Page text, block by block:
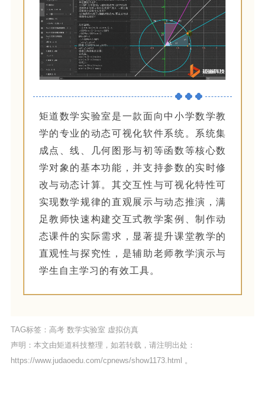
矩道数学实验室是一款面向中小学数学教
学的专业的动态可视化软件系统。系统集
成点、线、几何图形与初等函数等核心数
学对象的基本功能，并支持参数的实时修
改与动态计算。其交互性与可视化特性可
实现数学规律的直观展示与动态推演，满
足教师快速构建交互式教学案例、制作动
态课件的实际需求，显著提升课堂教学的
直观性与探究性，是辅助老师教学演示与
学生自主学习的有效工具。
TAG标签： 高考 数学实验室 虚拟仿真
声明：本文由矩道科技整理，如若转载，请注明出处：
https://www.judaoedu.com/cpnews/show1173.html 。